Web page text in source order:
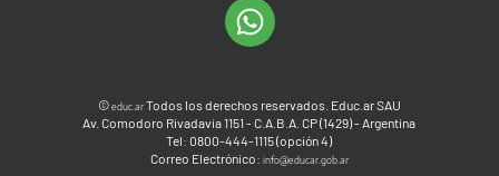
©educ.arTodos los derechos reservados. Educ.ar SAU
Av. Comodoro Rivadavia 1151 - C.A.B.A. CP (1429) - Argentina
Tel: 0800-444-1115 (opción 4)
Correo Electrónico: info@educar.gob.ar